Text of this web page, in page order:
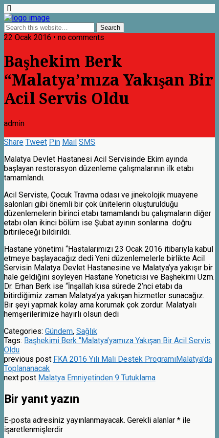
22 Ocak 2016 • no comments
Başhekim Berk
“Malatya’mıza Yakışan Bir
Acil Servis Oldu
admin
Share Tweet Pin Mail SMS
Malatya Devlet Hastanesi Acil Servisinde Ekim ayında
başlayan restorasyon düzenleme çalışmalarının ilk etabı
tamamlandı.
Acil Serviste, Çocuk Travma odası ve jinekolojik muayene
salonları gibi önemli bir çok ünitelerin oluşturulduğu
düzenlemelerin birinci etabı tamamlandı bu çalışmaların diğer
etabı olan ikinci bölüm ise Şubat ayının sonlarına doğru
bitirileceği bildirildi.
Hastane yönetimi “Hastalarımızı 23 Ocak 2016 itibarıyla kabul
etmeye başlayacağız dedi Yeni düzenlemelerle birlikte Acil
Servisin Malatya Devlet Hastanesine ve Malatya’ya yakışır bir
hale geldiğini söyleyen Hastane Yöneticisi ve Başhekimi Uzm.
Dr. Erhan Berk ise “İnşallah kısa sürede 2’nci etabı da
bitirdiğimiz zaman Malatya’ya yakışan hizmetler sunacağız.
Bir şeyi yapmak kolay ama korumak çok zordur. Malatyalı
hemşerilerimize hayırlı olsun dedi
Categories: Gündem, Sağlık
Tags: Başhekimi Berk “Malatya’yamıza Yakışan Bir Acil Servis
Oldu
previous post FKA 2016 Yılı Mali Destek ProgramıMalatya'da
Toplananacak
next post Malatya Emniyetinden 9 Tutuklama
Bir yanıt yazın
E-posta adresiniz yayınlanmayacak. Gerekli alanlar * ile
işaretlenmişlerdir